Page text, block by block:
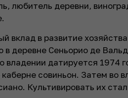
любитель деревни,
вклад в развитие
деревне Сеньорио де
датируется 1974
совиньон. Затем во
Культивировать их